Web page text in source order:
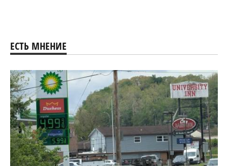
ЕСТЬ МНЕНИЕ